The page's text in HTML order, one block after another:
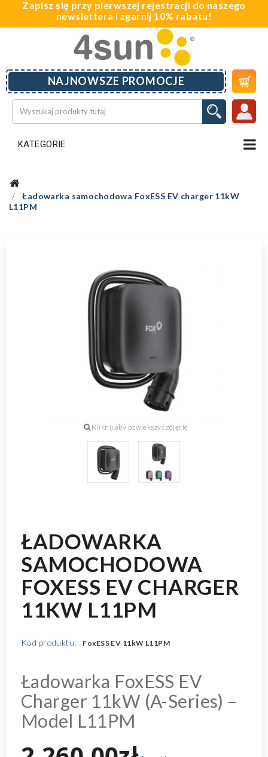
Zapisz się przy pierwszej rejestracji do naszego
newslettera i zgarnij 10% rabatu!
KATEGORIE
NAJNOWSZE PROMOCJE 
Ładowarka samochodowa FoxESS EV charger 11kW
L11PM
ŁADOWARKA
SAMOCHODOWA
FOXESS EV CHARGER
11KW L11PM
Kod produktu: FoxESS EV 11kW L11PM
Ładowarka FoxESS EV
Charger 11kW (A-Series) –
Model L11PM